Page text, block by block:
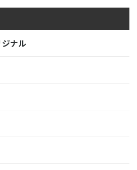
ナル